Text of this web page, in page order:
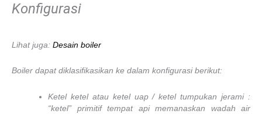
Konfigurasi
Lihat juga: Desain boiler
Boiler dapat diklasifikasikan ke dalam konfigurasi berikut:
Ketel ketel atau ketel uap / ketel tumpukan jerami :
“ketel” primitif tempat api memanaskan wadah air